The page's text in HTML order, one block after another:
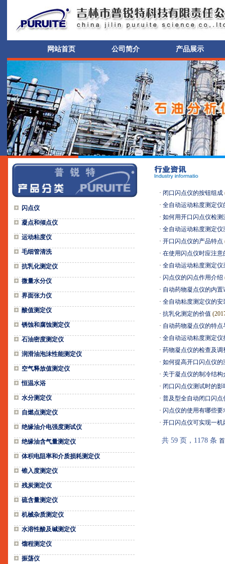
网站首页 公司简介 产品展示
闪点仪
凝点和倾点仪
运动粘度仪
毛细管清洗
抗乳化测定仪
微量水分仪
界面张力仪
酸值测定仪
锈蚀和腐蚀测定仪
石油密度测定仪
润滑油泡沫性能测定仪
空气释放值测定仪
恒温水浴
水分测定仪
自燃点测定仪
绝缘油介电强度测试仪
绝缘油含气量测定仪
体积电阻率和介质损耗测定仪
锥入度测定仪
残炭测定仪
硫含量测定仪
机械杂质测定仪
水溶性酸及碱测定仪
馏程测定仪
振荡仪
· 闭口闪点仪的按钮组成
· 全自动运动粘度测定仪
· 如何用开口闪点仪检测
· 全自动运动粘度测定仪
· 开口闪点仪的产品特点
· 在使用闪点仪时应注意
· 全自动运动粘度测定
· 闪点仪的闪点作用介绍
· 自动药物凝点仪的内置
· 全自动粘度测定仪的安
· 抗乳化测定的价值
· 自动药物凝点仪的特点
· 全自动运动粘度测定仪
· 药物凝点仪的检查及调
· 如何提高开口闪点仪的
· 关于凝点仪的制冷结
· 闭口闪点仪测试时的影
· 普及型全自动闭口闪点
· 闪点仪的使用有哪些要
· 开口闪点仪可实现一机
共 59 页，1178 条